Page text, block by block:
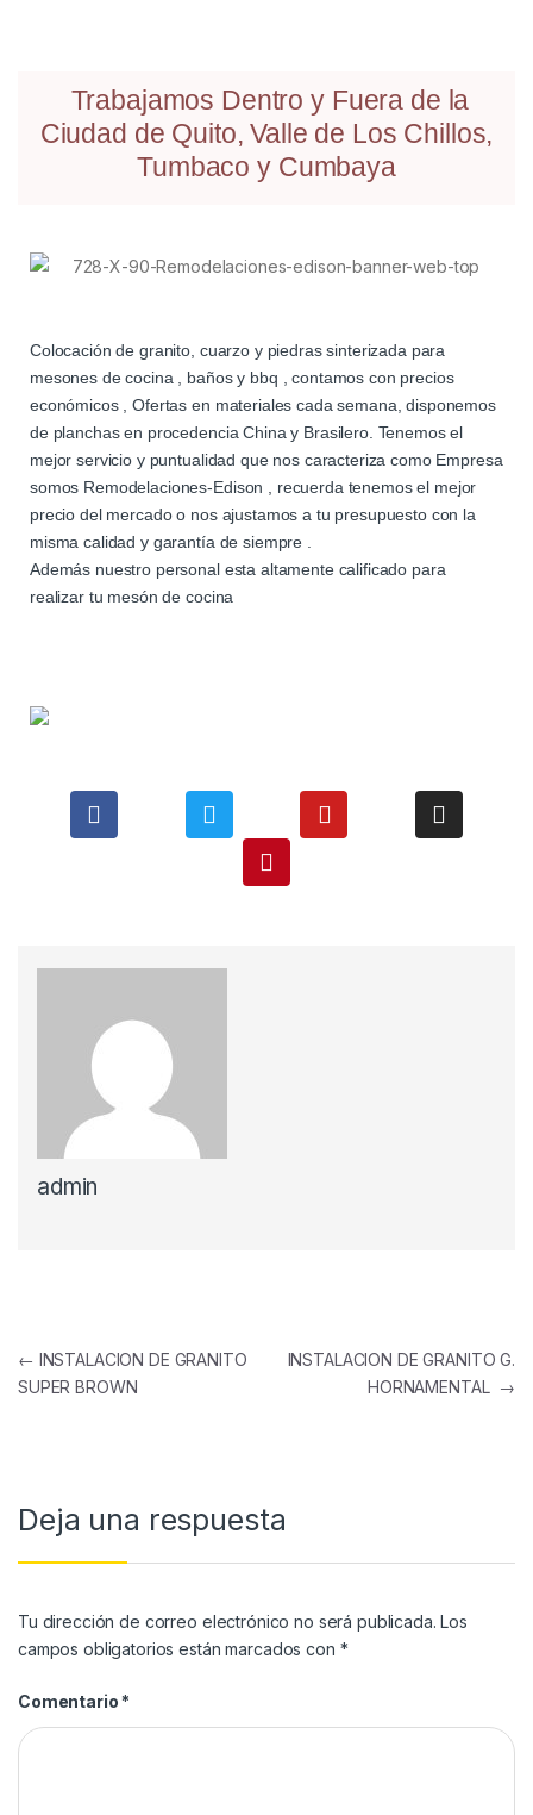
Trabajamos Dentro y Fuera de la
Ciudad de Quito, Valle de Los Chillos,
Tumbaco y Cumbaya
Colocación de granito, cuarzo y piedras sinterizada para
mesones de cocina , baños y bbq , contamos con precios
económicos , Ofertas en materiales cada semana, disponemos
de planchas en procedencia China y Brasilero. Tenemos el
mejor servicio y puntualidad que nos caracteriza como Empresa
somos Remodelaciones-Edison , recuerda tenemos el mejor
precio del mercado o nos ajustamos a tu presupuesto con la
misma calidad y garantía de siempre .
Además nuestro personal esta altamente calificado para
realizar tu mesón de cocina
admin
← INSTALACION DE GRANITO
SUPER BROWN
INSTALACION DE GRANITO G.
HORNAMENTAL →
Deja una respuesta
Tu dirección de correo electrónico no será publicada. Los
campos obligatorios están marcados con *
Comentario *